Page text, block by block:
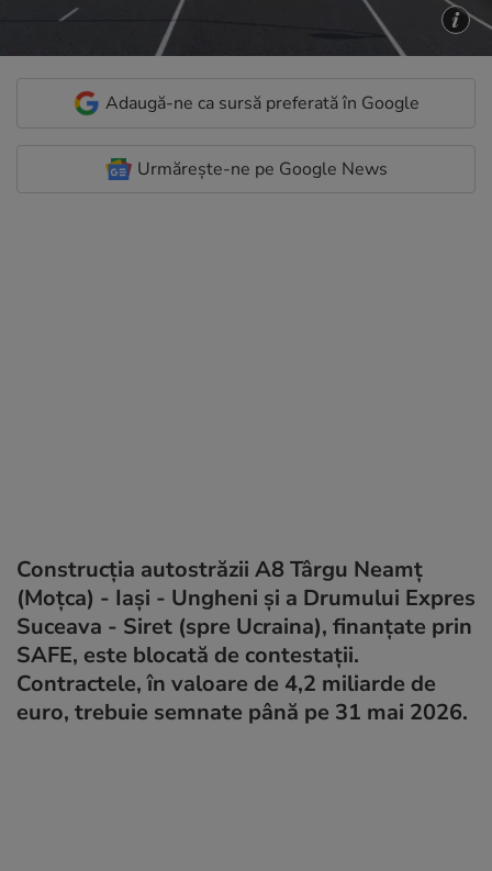
Adaugă-ne ca sursă preferată în Google
Urmărește-ne pe Google News
Construcția autostrăzii A8 Târgu Neamţ
(Moțca) - Iaşi - Ungheni și a Drumului Expres
Suceava - Siret (spre Ucraina), finanțate prin
SAFE, este blocată de contestații.
Contractele, în valoare de 4,2 miliarde de
euro, trebuie semnate până pe 31 mai 2026.